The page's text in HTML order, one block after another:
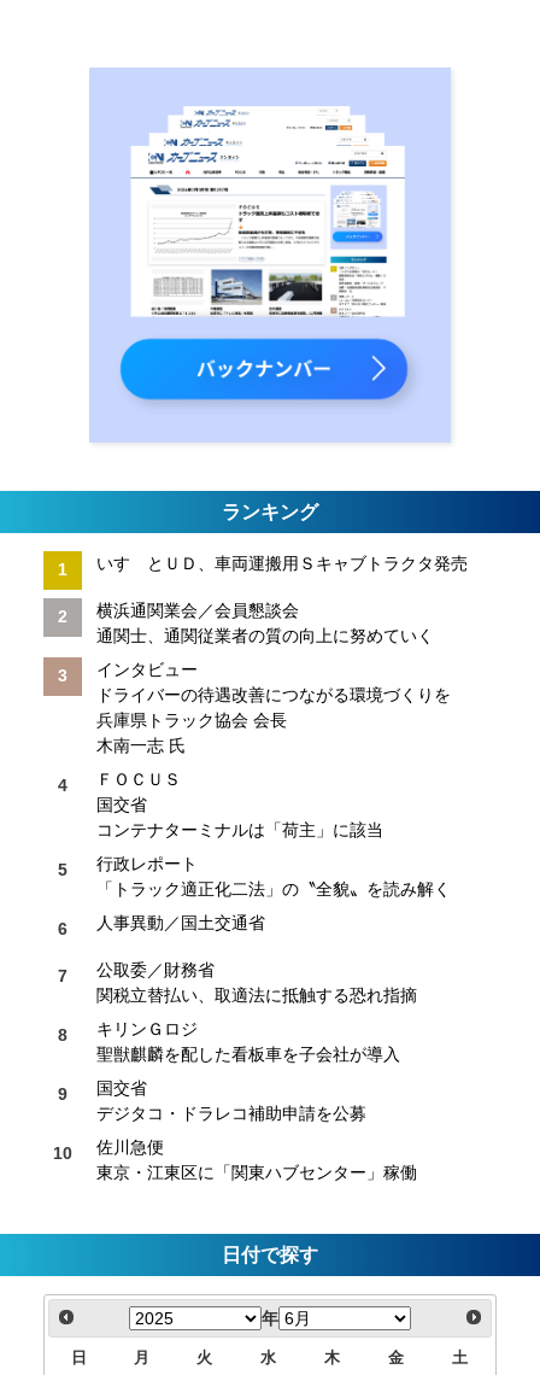
ランキング
いすゞとＵＤ、車両運搬用Ｓキャブトラクタ発売
横浜通関業会／会員懇談会
通関士、通関従業者の質の向上に努めていく
インタビュー
ドライバーの待遇改善につながる環境づくりを
兵庫県トラック協会 会長
木南一志 氏
ＦＯＣＵＳ
国交省
コンテナターミナルは「荷主」に該当
行政レポート
「トラック適正化二法」の〝全貌〟を読み解く
人事異動／国土交通省
公取委／財務省
関税立替払い、取適法に抵触する恐れ指摘
キリンＧロジ
聖獣麒麟を配した看板車を子会社が導入
国交省
デジタコ・ドラレコ補助申請を公募
佐川急便
東京・江東区に「関東ハブセンター」稼働
日付で探す
年
日 月 火 水 木 金 土